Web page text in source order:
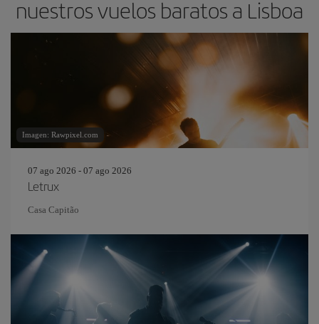
nuestros vuelos baratos a Lisboa
Imagen: Rawpixel.com
07 ago 2026 - 07 ago 2026
Letrux
Casa Capitão